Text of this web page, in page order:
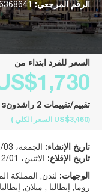
الرقم المرجعي:
السعر للفرد ابتداء من
تقييم/تقييمات 2 راشدونs
(US$3,460 السعر الكلي )
تاريخ الإنشاء:
الجمعة، 2025/10/03
تاريخ الإقلاع:
الاثنين، 2025/12/01
الوجهات: لندن, المملكة
روما, إيطاليا , ميلان, إيطاليا